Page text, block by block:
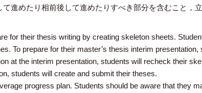
進めたり相前後して進めたりすべき部分を含むこと，
for their thesis writing by creating skeleton sheets.
To prepare for their master’s thesis interim
at the interim presentation, students will recheck their
students will create and submit their theses.
progress plan. Students should be aware that they